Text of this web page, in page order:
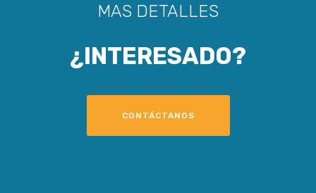
MAS DETALLES
¿INTERESADO?
CONTÁCTANOS